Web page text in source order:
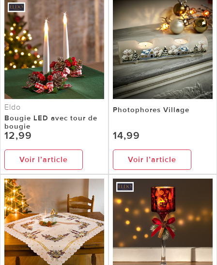
Eldo
Bougie LED avec tour de
bougie
12,99
Voir l’article
Photophores Village
14,99
Voir l’article